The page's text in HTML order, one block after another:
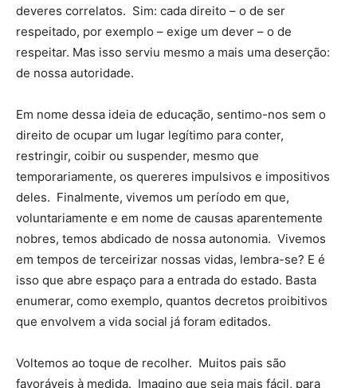
deveres correlatos. Sim: cada direito – o de ser
respeitado, por exemplo – exige um dever – o de
respeitar. Mas isso serviu mesmo a mais uma deserção:
de nossa autoridade.
Em nome dessa ideia de educação, sentimo-nos sem o
direito de ocupar um lugar legítimo para conter,
restringir, coibir ou suspender, mesmo que
temporariamente, os quereres impulsivos e impositivos
deles. Finalmente, vivemos um período em que,
voluntariamente e em nome de causas aparentemente
nobres, temos abdicado de nossa autonomia. Vivemos
em tempos de terceirizar nossas vidas, lembra-se? E é
isso que abre espaço para a entrada do estado. Basta
enumerar, como exemplo, quantos decretos proibitivos
que envolvem a vida social já foram editados.
Voltemos ao toque de recolher. Muitos pais são
favoráveis à medida. Imagino que seja mais fácil, para